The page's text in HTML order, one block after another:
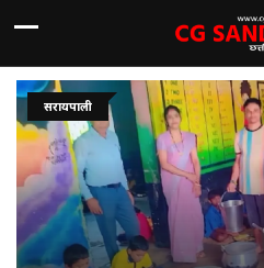
सरायपाली